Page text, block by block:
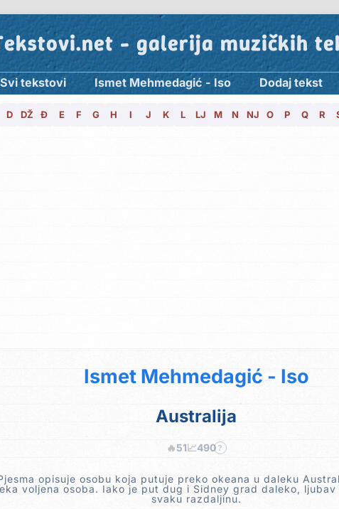
- galerija muzičkih
Svi tekstovi Ismet Mehmedagić - Iso Dodaj tekst
D DŽ Đ E F G H I J K L LJ M N NJ O P Q R
Ismet Mehmedagić - Iso
Australija
🔥51📈490 ?
opisuje osobu koja putuje preko okeana u daleku
voljena osoba. Iako je put dug i Sidney grad daleko, ljubav
svaku razdaljinu.